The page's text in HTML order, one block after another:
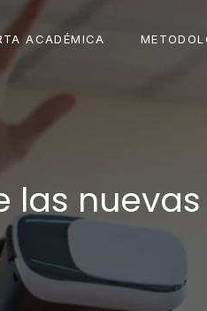
ACADÉMICA
las